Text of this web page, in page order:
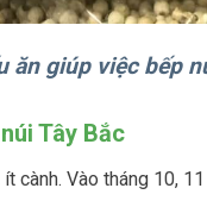
ăn giúp việc bếp
Tây Bắc
ít cành. Vào tháng 10,